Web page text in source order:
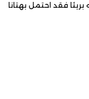
فقد احتمل بهتانا